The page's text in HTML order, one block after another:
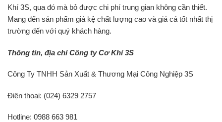
Khí 3S, qua đó mà bỏ được chi phí trung gian không cần thiết.
Mang đến sản phẩm giá kệ chất lượng cao và giá cả tốt nhất thị
trường đến với quý khách hàng.
Thông tin, địa chỉ Công ty Cơ Khí 3S
Công Ty TNHH Sản Xuất & Thương Mại Công Nghiệp 3S
Điện thoại: (024) 6329 2757
Hotline: 0988 663 981